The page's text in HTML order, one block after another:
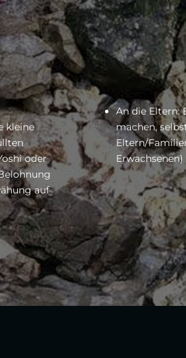
kleine
oder
auf
An die Eltern:
machen,
Eltern/
Erwachsenen)